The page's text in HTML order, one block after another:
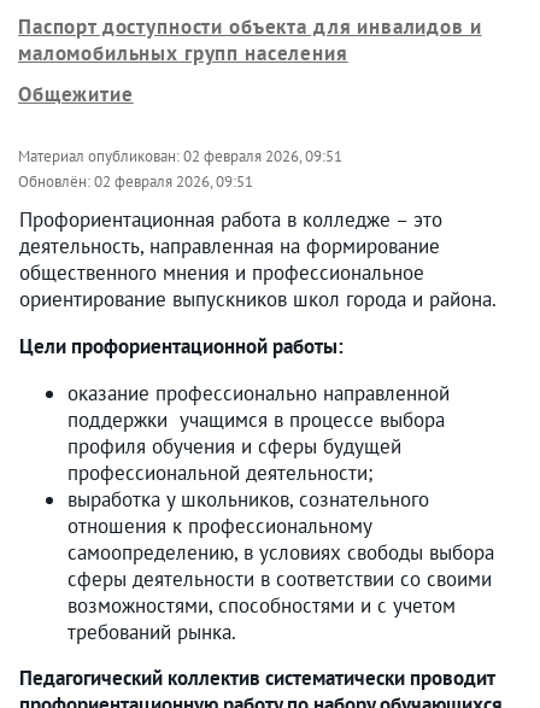
Паспорт доступности объекта для инвалидов и
маломобильных групп населения
Общежитие
Материал опубликован:02 февраля 2026, 09:51
Обновлён:02 февраля 2026, 09:51
Профориентационная работа в колледже – это
деятельность, направленная на формирование
общественного мнения и профессиональное
ориентирование выпускников школ города и района.
Цели профориентационной работы:
оказание профессионально направленной
поддержки учащимся в процессе выбора
профиля обучения и сферы будущей
профессиональной деятельности;
выработка у школьников, сознательного
отношения к профессиональному
самоопределению, в условиях свободы выбора
сферы деятельности в соответствии со своими
возможностями, способностями и с учетом
требований рынка.
Педагогический коллектив систематически проводит